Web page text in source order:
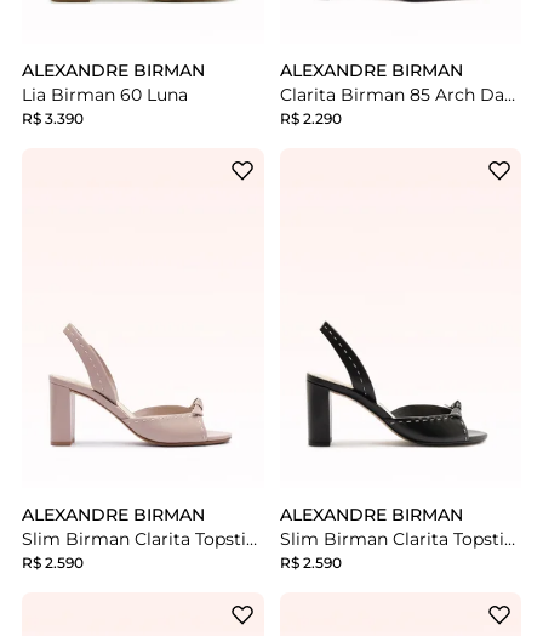
ALEXANDRE BIRMAN
Lia Birman 60 Luna
R$ 3.390
ALEXANDRE BIRMAN
Clarita Birman 85 Arch Dark Plum/pecan
R$ 2.290
ALEXANDRE BIRMAN
Slim Birman Clarita Topstitch 75 Light Mauve
R$ 2.590
ALEXANDRE BIRMAN
Slim Birman Clarita Topstitch 75 Black
R$ 2.590